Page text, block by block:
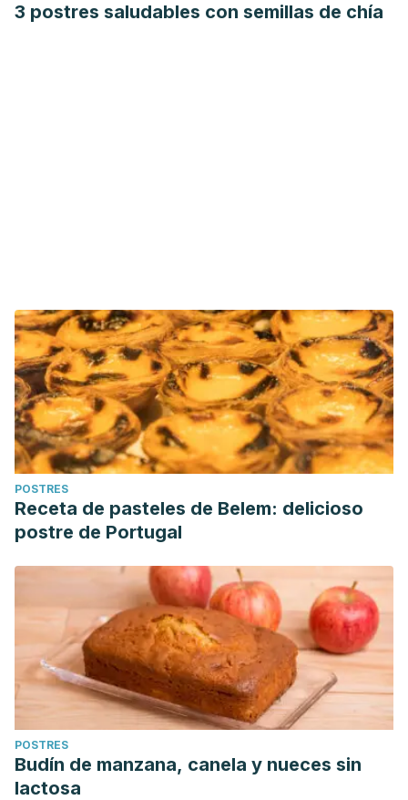
3 postres saludables con semillas de chía
POSTRES
Receta de pasteles de Belem: delicioso
postre de Portugal
POSTRES
Budín de manzana, canela y nueces sin
lactosa